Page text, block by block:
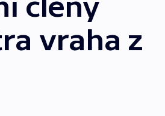
členy
vraha z